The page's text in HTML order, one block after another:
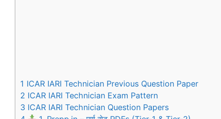
1 ICAR IARI Technician Previous Question Paper
2 ICAR IARI Technician Exam Pattern
3 ICAR IARI Technician Question Papers